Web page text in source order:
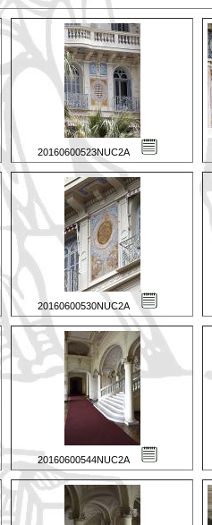
20160600523NUC2A
20160600530NUC2A
20160600544NUC2A